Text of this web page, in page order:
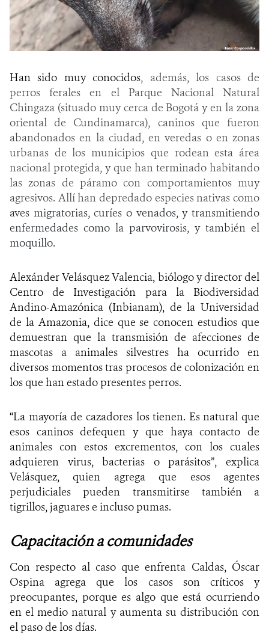
Han sido muy conocidos, además, los casos de
perros ferales en el Parque Nacional Natural
Chingaza (situado muy cerca de Bogotá y en la zona
oriental de Cundinamarca), caninos que fueron
abandonados en la ciudad, en veredas o en zonas
urbanas de los municipios que rodean esta área
nacional protegida, y que han terminado habitando
las zonas de páramo con comportamientos muy
agresivos. Allí han depredado especies nativas como
aves migratorias, curíes o venados, y transmitiendo
enfermedades como la parvovirosis, y también el
moquillo.
Alexánder Velásquez Valencia, biólogo y director del
Centro de Investigación para la Biodiversidad
Andino-Amazónica (Inbianam), de la Universidad
de la Amazonia, dice que se conocen estudios que
demuestran que la transmisión de afecciones de
mascotas a animales silvestres ha ocurrido en
diversos momentos tras procesos de colonización en
los que han estado presentes perros.
“La mayoría de cazadores los tienen. Es natural que
esos caninos defequen y que haya contacto de
animales con estos excrementos, con los cuales
adquieren virus, bacterias o parásitos”, explica
Velásquez, quien agrega que esos agentes
perjudiciales pueden transmitirse también a
tigrillos, jaguares e incluso pumas.
Capacitación a comunidades
Con respecto al caso que enfrenta Caldas, Óscar
Ospina agrega que los casos son críticos y
preocupantes, porque es algo que está ocurriendo
en el medio natural y aumenta su distribución con
el paso de los días.